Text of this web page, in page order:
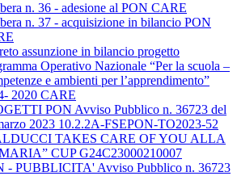
n. 36 - adesione al PON CARE
n. 37 - acquisizione in bilancio PON
assunzione in bilancio progetto
Operativo Nazionale “Per la scuola –
e ambienti per l’apprendimento”
2020 CARE
PON Avviso Pubblico n. 36723 del
2023 10.2.2A-FSEPON-TO2023-52
TAKES CARE OF YOU ALLA
CUP G24C23000210007
- PUBBLICITA' Avviso Pubblico n. 36723